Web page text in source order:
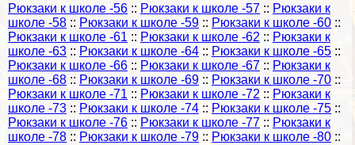
Рюкзаки к школе -56 :: Рюкзаки к школе -57 :: Рюкзаки к
школе -58 :: Рюкзаки к школе -59 :: Рюкзаки к школе -60 ::
Рюкзаки к школе -61 :: Рюкзаки к школе -62 :: Рюкзаки к
школе -63 :: Рюкзаки к школе -64 :: Рюкзаки к школе -65 ::
Рюкзаки к школе -66 :: Рюкзаки к школе -67 :: Рюкзаки к
школе -68 :: Рюкзаки к школе -69 :: Рюкзаки к школе -70 ::
Рюкзаки к школе -71 :: Рюкзаки к школе -72 :: Рюкзаки к
школе -73 :: Рюкзаки к школе -74 :: Рюкзаки к школе -75 ::
Рюкзаки к школе -76 :: Рюкзаки к школе -77 :: Рюкзаки к
школе -78 :: Рюкзаки к школе -79 :: Рюкзаки к школе -80 ::